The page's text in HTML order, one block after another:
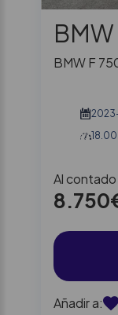
BMW F
Al contado
Añadir a: